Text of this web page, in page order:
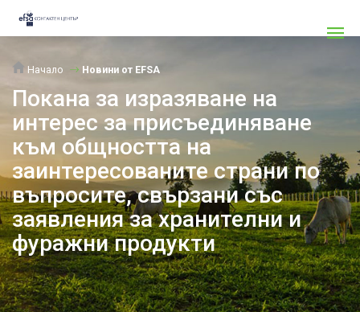
Начало Новини от EFSA
Покана за изразяване на
интерес за присъединяване
към общността на
заинтересованите страни по
въпросите, свързани със
заявления за хранителни и
фуражни продукти